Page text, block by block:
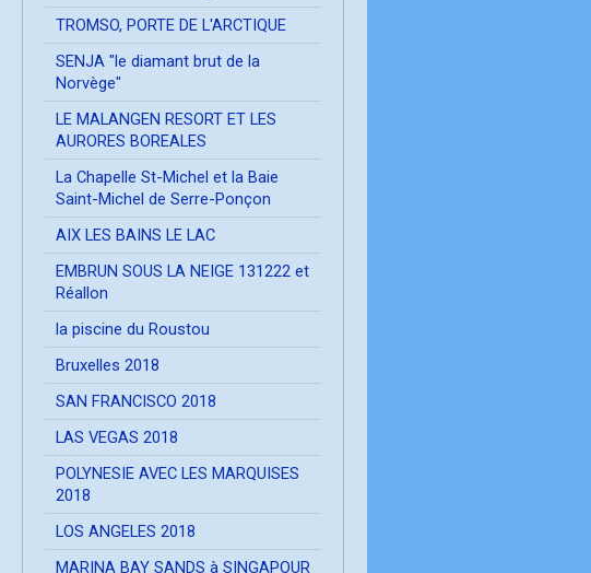
TROMSO, PORTE DE L'ARCTIQUE
SENJA "le diamant brut de la
Norvège"
LE MALANGEN RESORT ET LES
AURORES BOREALES
La Chapelle St-Michel et la Baie
Saint-Michel de Serre-Ponçon
AIX LES BAINS LE LAC
EMBRUN SOUS LA NEIGE 131222 et
Réallon
la piscine du Roustou
Bruxelles 2018
SAN FRANCISCO 2018
LAS VEGAS 2018
POLYNESIE AVEC LES MARQUISES
2018
LOS ANGELES 2018
MARINA BAY SANDS à SINGAPOUR